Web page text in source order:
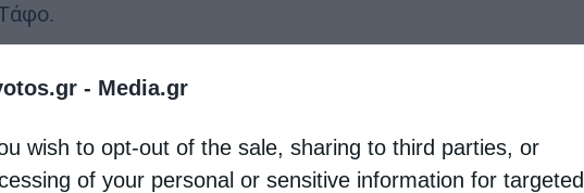
- Media.gr
wish to opt-out of the sale, sharing to third parties, or
of your personal or sensitive information for targeted
τρεις σταυροί, του Κυρίου και των δύο
Πατριάρχη Μακάριο, ο οποίος στις 14